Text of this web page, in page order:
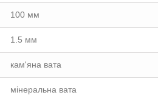
100 мм
1.5 мм
кам'яна вата
мінеральна вата